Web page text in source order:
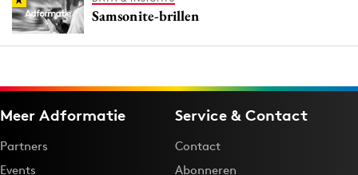
Samsonite-brillen
Meer Adformatie
Partners
Events
Service & Contact
Contact
Abonneren